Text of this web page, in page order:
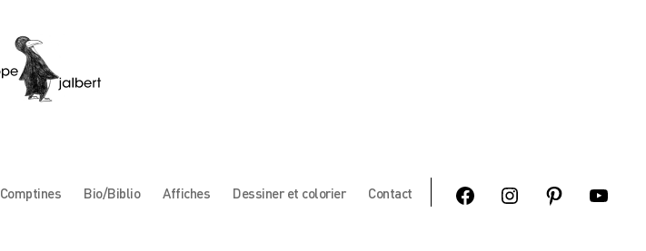
Comptines Bio/Biblio Affiches Dessiner et colorier Contact FacebookInstagramPinterestYoutube